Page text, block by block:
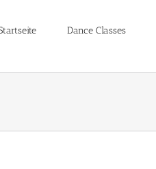
Dance Classes